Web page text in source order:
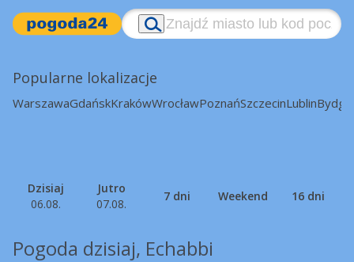
Popularne lokalizacje
WarszawaGdańskKrakówWrocławPoznańSzczecinLublin
Dzisiaj
06.08.
Jutro
07.08.
7 dni Weekend 16 dni
Pogoda dzisiaj, Echabbi